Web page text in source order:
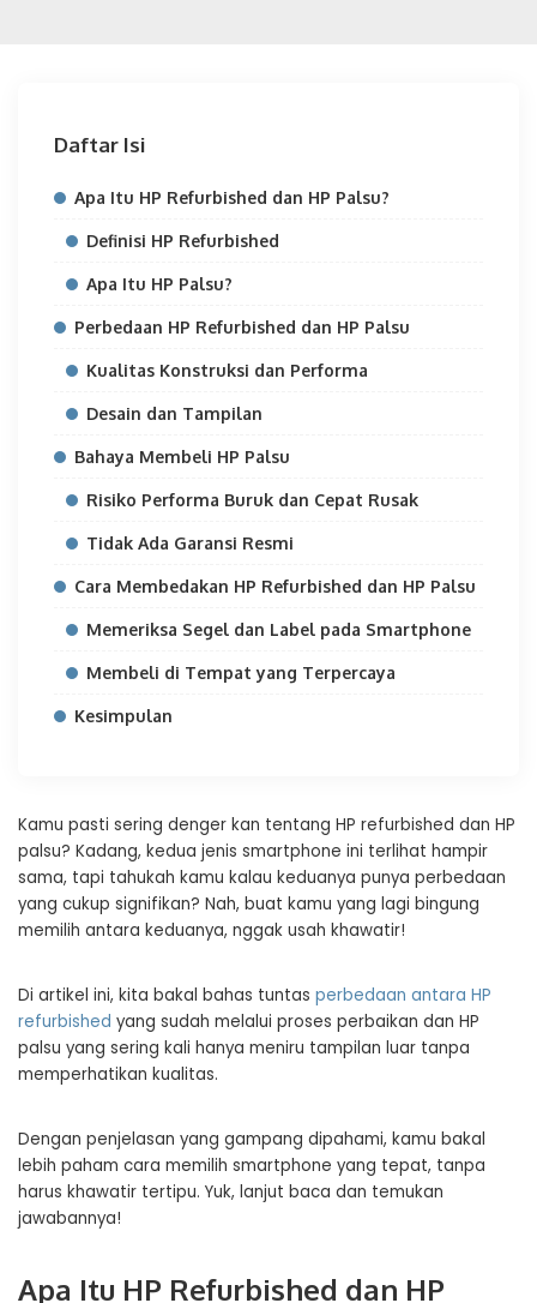
Daftar Isi
Apa Itu HP Refurbished dan HP Palsu?
Definisi HP Refurbished
Apa Itu HP Palsu?
Perbedaan HP Refurbished dan HP Palsu
Kualitas Konstruksi dan Performa
Desain dan Tampilan
Bahaya Membeli HP Palsu
Risiko Performa Buruk dan Cepat Rusak
Tidak Ada Garansi Resmi
Cara Membedakan HP Refurbished dan HP Palsu
Memeriksa Segel dan Label pada Smartphone
Membeli di Tempat yang Terpercaya
Kesimpulan
Kamu pasti sering denger kan tentang HP refurbished dan HP
palsu? Kadang, kedua jenis smartphone ini terlihat hampir
sama, tapi tahukah kamu kalau keduanya punya perbedaan
yang cukup signifikan? Nah, buat kamu yang lagi bingung
memilih antara keduanya, nggak usah khawatir!
Di artikel ini, kita bakal bahas tuntas perbedaan antara HP
refurbished yang sudah melalui proses perbaikan dan HP
palsu yang sering kali hanya meniru tampilan luar tanpa
memperhatikan kualitas.
Dengan penjelasan yang gampang dipahami, kamu bakal
lebih paham cara memilih smartphone yang tepat, tanpa
harus khawatir tertipu. Yuk, lanjut baca dan temukan
jawabannya!
Apa Itu HP Refurbished dan HP